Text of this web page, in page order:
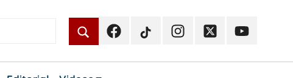
FacebookTikTokInstagramTwitterYoutube